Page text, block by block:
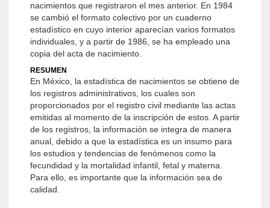
nacimientos que registraron el mes anterior. En 1984
se cambió el formato colectivo por un cuaderno
estadístico en cuyo interior aparecían varios formatos
individuales, y a partir de 1986, se ha empleado una
copia del acta de nacimiento.
RESUMEN
En México, la estadística de nacimientos se obtiene de
los registros administrativos, los cuales son
proporcionados por el registro civil mediante las actas
emitidas al momento de la inscripción de estos. A partir
de los registros, la información se integra de manera
anual, debido a que la estadística es un insumo para
los estudios y tendencias de fenómenos como la
fecundidad y la mortalidad infantil, fetal y materna.
Para ello, es importante que la información sea de
calidad.